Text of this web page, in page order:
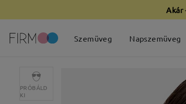
Akár
Szemüveg Napszemüveg
PRÓBÁLD
KI